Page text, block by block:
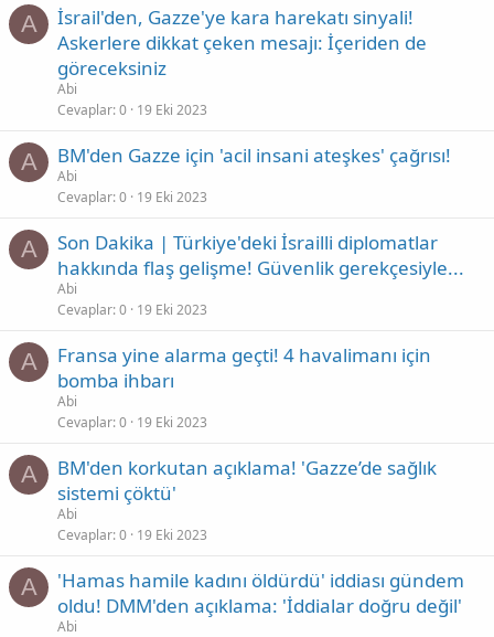
A
İsrail'den, Gazze'ye kara harekatı sinyali!
Askerlere dikkat çeken mesajı: İçeriden de
göreceksiniz
Abi
Cevaplar 0 19 Eki 2023
A BM'den Gazze için 'acil insani ateşkes' çağrısı!
Abi
Cevaplar 0 19 Eki 2023
A
Son Dakika | Türkiye'deki İsrailli diplomatlar
hakkında flaş gelişme! Güvenlik gerekçesiyle...
Abi
Cevaplar 0 19 Eki 2023
A
Fransa yine alarma geçti! 4 havalimanı için
bomba ihbarı
Abi
Cevaplar 0 19 Eki 2023
A
BM'den korkutan açıklama! 'Gazze’de sağlık
sistemi çöktü'
Abi
Cevaplar 0 19 Eki 2023
A
'Hamas hamile kadını öldürdü' iddiası gündem
oldu! DMM'den açıklama: 'İddialar doğru değil'
Abi